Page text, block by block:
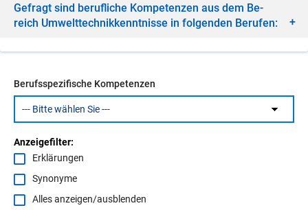
Ge­fragt sind be­ruf­li­che Kom­pe­ten­zen aus dem Be­
reich Um­welt­tech­nik­kennt­nis­se in fol­gen­den Be­ru­fen:
Berufsspezifische Kompetenzen
Anzeigefilter:
Erklärungen
Synonyme
Alles anzeigen/ausblenden